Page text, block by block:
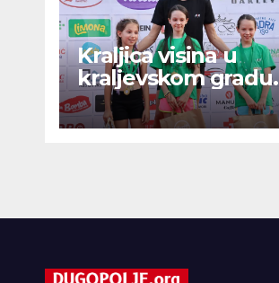
Kraljica visina u
kraljevskom gradu.